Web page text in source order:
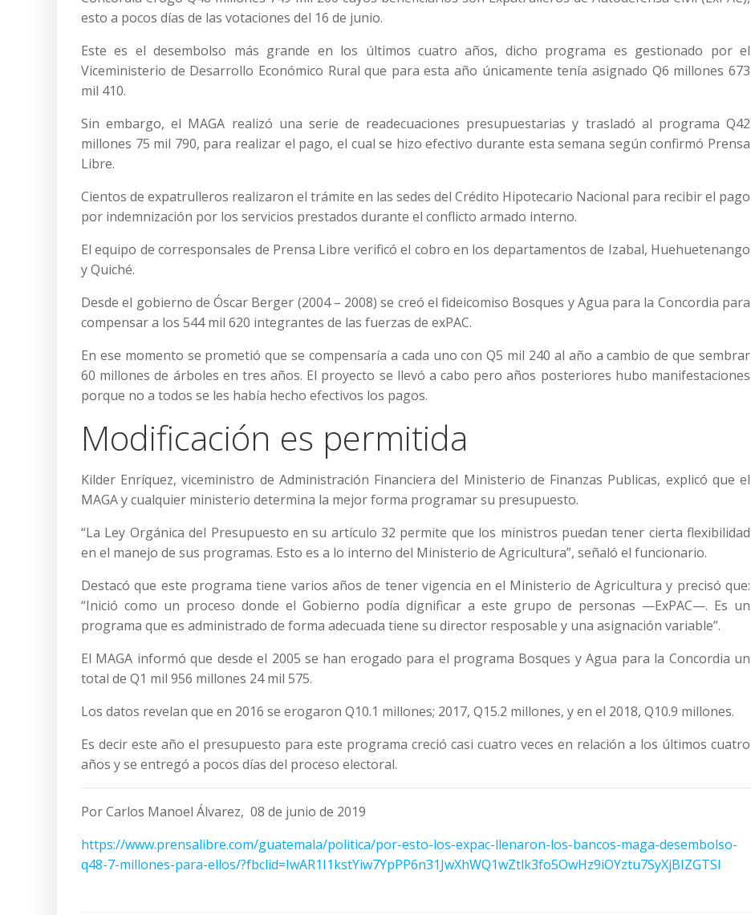
esto a pocos días de las votaciones del 16 de junio.
Este es el desembolso más grande en los últimos cuatro años, dicho programa es gestionado por el
Viceministerio de Desarrollo Económico Rural que para esta año únicamente tenía asignado Q6 millones 673
mil 410.
Sin embargo, el MAGA realizó una serie de readecuaciones presupuestarias y trasladó al programa Q42
millones 75 mil 790, para realizar el pago, el cual se hizo efectivo durante esta semana según confirmó Prensa
Libre.
Cientos de expatrulleros realizaron el trámite en las sedes del Crédito Hipotecario Nacional para recibir el pago
por indemnización por los servicios prestados durante el conflicto armado interno.
El equipo de corresponsales de Prensa Libre verificó el cobro en los departamentos de Izabal, Huehuetenango
y Quiché.
Desde el gobierno de Óscar Berger (2004 – 2008) se creó el fideicomiso Bosques y Agua para la Concordia para
compensar a los 544 mil 620 integrantes de las fuerzas de exPAC.
En ese momento se prometió que se compensaría a cada uno con Q5 mil 240 al año a cambio de que sembrar
60 millones de árboles en tres años. El proyecto se llevó a cabo pero años posteriores hubo manifestaciones
porque no a todos se les había hecho efectivos los pagos.
Modificación es permitida
Kilder Enríquez, viceministro de Administración Financiera del Ministerio de Finanzas Publicas, explicó que el
MAGA y cualquier ministerio determina la mejor forma programar su presupuesto.
“La Ley Orgánica del Presupuesto en su artículo 32 permite que los ministros puedan tener cierta flexibilidad
en el manejo de sus programas. Esto es a lo interno del Ministerio de Agricultura”, señaló el funcionario.
Destacó que este programa tiene varios años de tener vigencia en el Ministerio de Agricultura y precisó que:
“Inició como un proceso donde el Gobierno podía dignificar a este grupo de personas —ExPAC—. Es un
programa que es administrado de forma adecuada tiene su director resposable y una asignación variable”.
El MAGA informó que desde el 2005 se han erogado para el programa Bosques y Agua para la Concordia un
total de Q1 mil 956 millones 24 mil 575.
Los datos revelan que en 2016 se erogaron Q10.1 millones; 2017, Q15.2 millones, y en el 2018, Q10.9 millones.
Es decir este año el presupuesto para este programa creció casi cuatro veces en relación a los últimos cuatro
años y se entregó a pocos días del proceso electoral.
Por Carlos Manoel Álvarez, 08 de junio de 2019
https://www.prensalibre.com/guatemala/politica/por-esto-los-expac-llenaron-los-bancos-maga-desembolso-
q48-7-millones-para-ellos/?fbclid=IwAR1I1kstYiw7YpPP6n31JwXhWQ1wZtlk3fo5OwHz9iOYztu7SyXjBIZGTSI